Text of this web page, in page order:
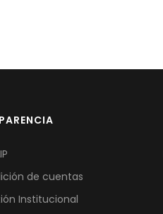
de cuentas
Institucional